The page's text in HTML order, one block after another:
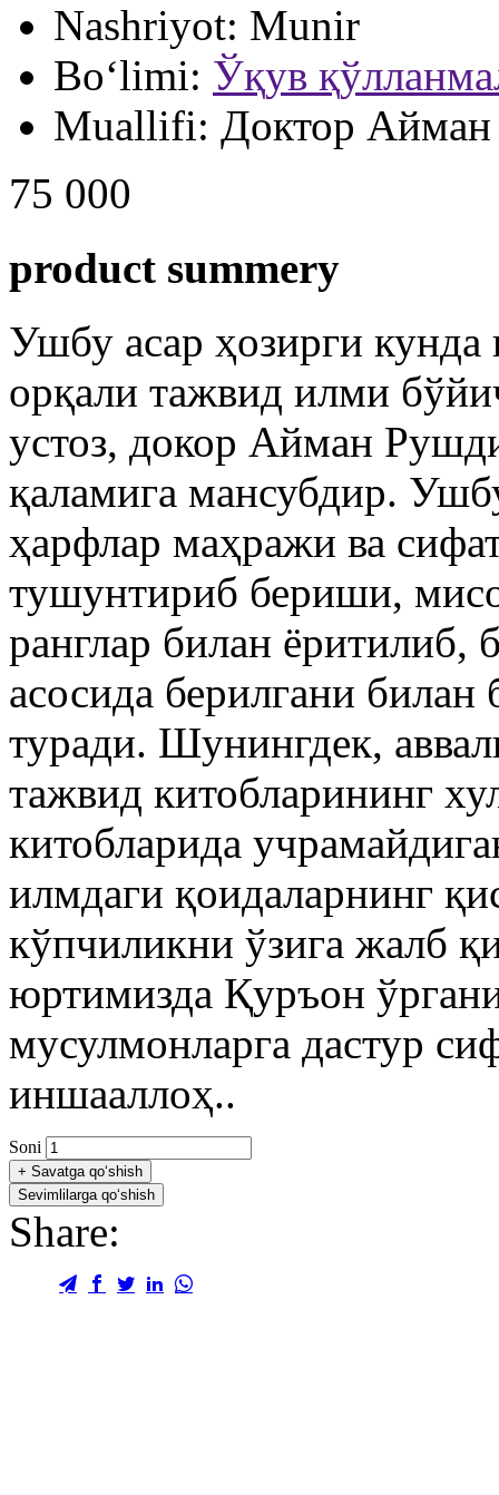
Nashriyot: Munir
Bo‘limi: Ўқув
Muallifi: Доктор
75 000
product summery
Ушбу асар ҳозирги
орқали тажвид илми
устоз, докор Айман
қаламига мансубдир.
ҳарфлар маҳражи ва
тушунтириб бериши,
ранглар билан ёритилиб,
асосида берилгани
туради. Шунингдек,
тажвид китобларининг
китобларида
илмдаги қоидаларнинг
кўпчиликни ўзига жалб
юртимизда Қуръон
мусулмонларга дастур
иншааллоҳ..
Soni
+ Savatga qo‘shish
Sevimlilarga qo‘shish
Share: